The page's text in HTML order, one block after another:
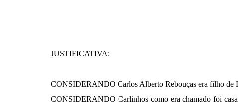
JUSTIFICATIVA:
CONSIDERANDO Carlos Alberto Rebouças era filho de
CONSIDERANDO Carlinhos como era chamado foi